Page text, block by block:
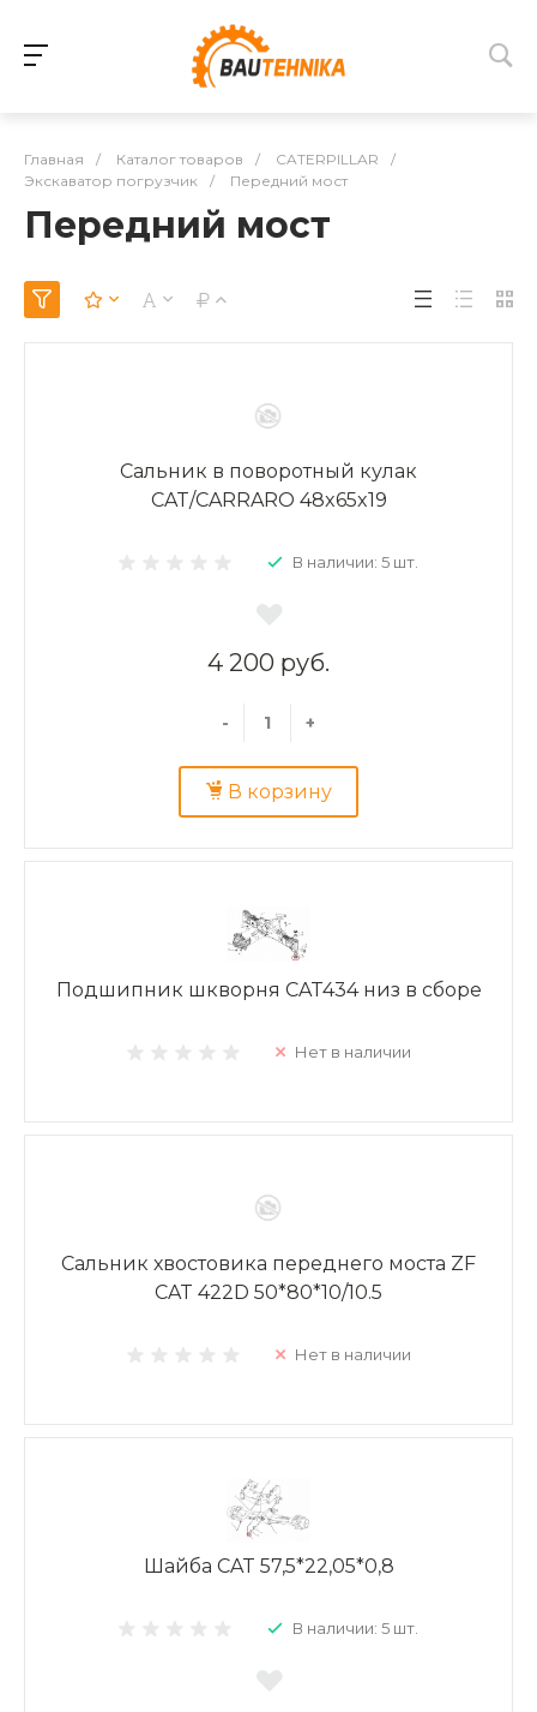
Главная / Каталог товаров / CATERPILLAR
/
Экскаватор погрузчик
/ Передний мост
Передний мост
Сальник в поворотный кулак
CAT/CARRARO 48x65x19
В наличии: 5 шт.
4 200 руб.
- +
В корзину
Подшипник шкворня CAT434 низ в сборе
Нет в наличии
Сальник хвостовика переднего моста ZF
CAT 422D 50*80*10/10.5
Нет в наличии
Шайба CAT 57,5*22,05*0,8
В наличии: 5 шт.